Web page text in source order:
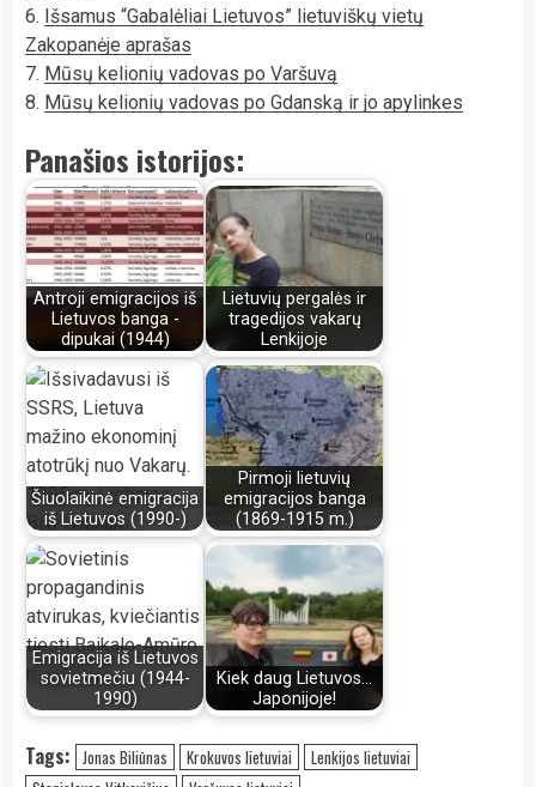
6. Išsamus “Gabalėliai Lietuvos” lietuviškų vietų
Zakopanėje aprašas
7. Mūsų kelionių vadovas po Varšuvą
8. Mūsų kelionių vadovas po Gdanską ir jo apylinkes
Panašios istorijos:
Antroji emigracijos iš
Lietuvos banga -
dipukai (1944)
Lietuvių pergalės ir
tragedijos vakarų
Lenkijoje
Šiuolaikinė emigracija
iš Lietuvos (1990-)
Pirmoji lietuvių
emigracijos banga
(1869-1915 m.)
Emigracija iš Lietuvos
sovietmečiu (1944-
1990)
Kiek daug Lietuvos...
Japonijoje!
Tags: Jonas Biliūnas Krokuvos lietuviai
Lenkijos lietuviai